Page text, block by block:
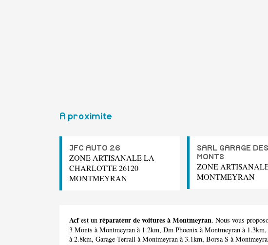
A proximite
JFC AUTO 26
ZONE ARTISANALE LA
CHARLOTTE 26120
MONTMEYRAN
SARL GARAGE
MONTS
ZONE
MONTMEYRAN
Acfest un réparateur de voitures à Montmeyran. Nous vous
3 Monts à Montmeyran à 1.2km, Dm Phoenix à Montmeyran à 1.3km,
à 2.8km, Garage Terrail à Montmeyran à 3.1km, Borsa S à